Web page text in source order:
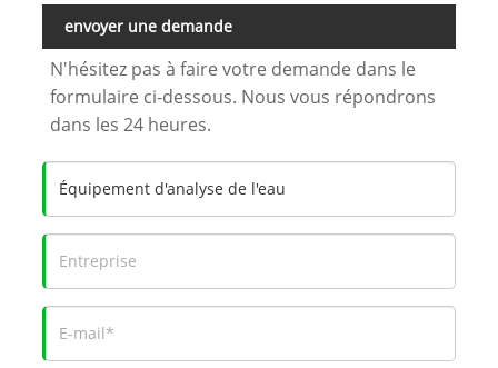
envoyer une demande
N'hésitez pas à faire votre demande dans le
formulaire ci-dessous. Nous vous répondrons
dans les 24 heures.